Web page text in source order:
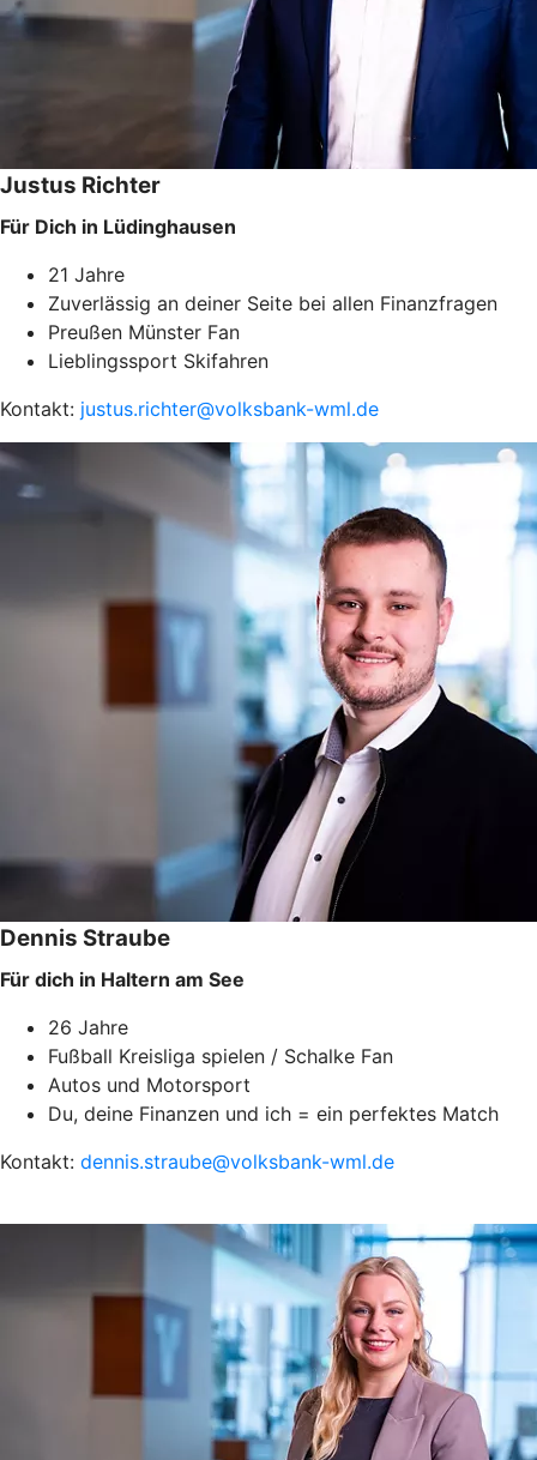
Justus Richter
Für Dich in Lüdinghausen
21 Jahre
Zuverlässig an deiner Seite bei allen Finanzfragen
Preußen Münster Fan
Lieblingssport Skifahren
Kontakt: justus.richter@volksbank-wml.de
Dennis Straube
Für dich in Haltern am See
26 Jahre
Fußball Kreisliga spielen / Schalke Fan
Autos und Motorsport
Du, deine Finanzen und ich = ein perfektes Match
Kontakt: dennis.straube@volksbank-wml.de